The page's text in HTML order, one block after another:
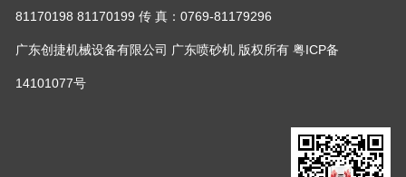
81170198 81170199 传 真：0769-81179296
广东创捷机械设备有限公司 广东喷砂机 版权所有 粤ICP备
14101077号